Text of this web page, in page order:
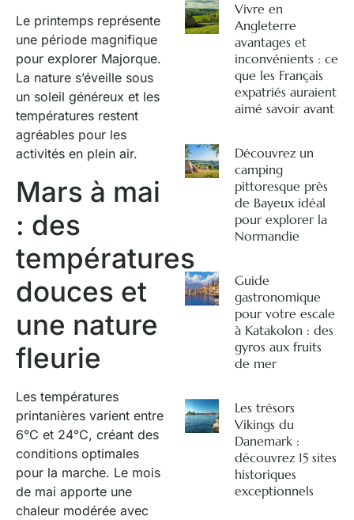
Le printemps représente
une période magnifique
pour explorer Majorque.
La nature s’éveille sous
un soleil généreux et les
températures restent
agréables pour les
activités en plein air.
Mars à mai
: des
températures
douces et
une nature
fleurie
Les températures
printanières varient entre
6°C et 24°C, créant des
conditions optimales
pour la marche. Le mois
de mai apporte une
chaleur modérée avec
Vivre en
Angleterre
avantages et
inconvénients : ce
que les Français
expatriés auraient
aimé savoir avant
Découvrez un
camping
pittoresque près
de Bayeux idéal
pour explorer la
Normandie
Guide
gastronomique
pour votre escale
à Katakolon : des
gyros aux fruits
de mer
Les trésors
Vikings du
Danemark :
découvrez 15 sites
historiques
exceptionnels